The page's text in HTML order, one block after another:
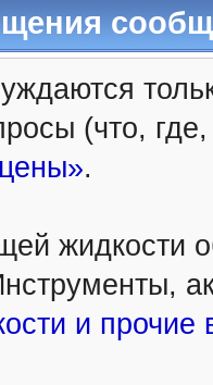
(что,
.
жидкости
и прочие